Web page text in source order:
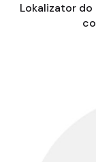
Lokalizator